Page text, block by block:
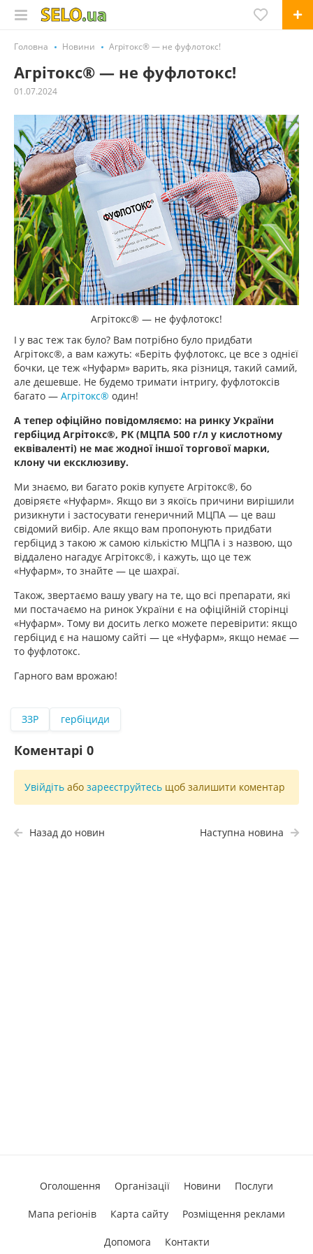
Головна Новини Агрітокс® — не фуфлотокс!
Агрітокс® — не фуфлотокс!
01.07.2024
Агрітокс® — не фуфлотокс!
І у вас теж так було? Вам потрібно було придбати
Агрітокс®, а вам кажуть: «Беріть фуфлотокс, це все з однієї
бочки, це теж «Нуфарм» варить, яка різниця, такий самий,
але дешевше. Не будемо тримати інтригу, фуфлотоксів
багато — Агрітокс® один!
А тепер офіційно повідомляємо: на ринку України
гербіцид Агрітокс®, РК (МЦПА 500 г/л у кислотному
еквіваленті) не має жодної іншої торгової марки,
клону чи ексклюзиву.
Ми знаємо, ви багато років купуєте Агрітокс®, бо
довіряєте «Нуфарм». Якщо ви з якоїсь причини вирішили
ризикнути і застосувати генеричний МЦПА — це ваш
свідомий вибір. Але якщо вам пропонують придбати
гербіцид з такою ж самою кількістю МЦПА і з назвою, що
віддалено нагадує Агрітокс®, і кажуть, що це теж
«Нуфарм», то знайте — це шахраї.
Також, звертаємо вашу увагу на те, що всі препарати, які
ми постачаємо на ринок України є на офіційній сторінці
«Нуфарм». Тому ви досить легко можете перевірити: якщо
гербіцид є на нашому сайті — це «Нуфарм», якщо немає —
то фуфлотокс.
Гарного вам врожаю!
ЗЗР гербіциди
Коментарі 0
Увійдіть або зареєструйтесь щоб залишити коментар
Назад до новин Наступна новина
Оголошення Організації Новини Послуги
Мапа регіонів Карта сайту Розміщення реклами
Допомога Контакти